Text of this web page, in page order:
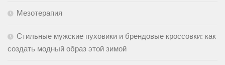
Мезотерапия
Стильные мужские пуховики и брендовые кроссовки: как
создать модный образ этой зимой